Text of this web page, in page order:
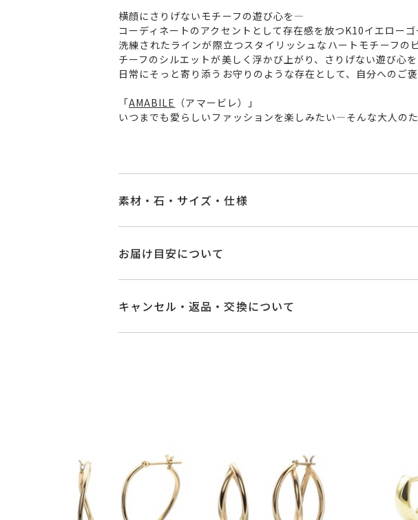
横顔にさりげないモチーフの遊び心を―
コーディネートのアクセントとして存在感を放つK10イエローゴ
洗練されたラインが際立つスタイリッシュなハートモチーフ
チーフのシルエットが美しく浮かび上がり、さりげない遊び心を
日常にそっと寄り添うお守りのような存在として、自分へのご
「AMABILE （アマービレ）」
いつまでも愛らしいファッションを楽しみたい―そんな大人の
素材・石・サイズ・仕様
素材 K10イエローゴールド
縦：約17.5mm 横：約19.7mm 厚さ：
刻印 -
お届け目安について
ご注文およびご入金確認後、以下の日程にて発送いたします。
■お届け目安が「3営業日以内に発送」の商品
・受注生産となる場合： 商品ページに記載のある目安日数を
※お急ぎの方はご注文前にお問い合わせください。事前に現
キャンセル・返品・交換について
・お客さまのお手元で傷や汚れが発生した商品
・到着後ご連絡無く7日以上経過した商品
・刻印をお入れした商品
・販売期間が限定されている商品
・過度な交換・返品を繰り返している場合